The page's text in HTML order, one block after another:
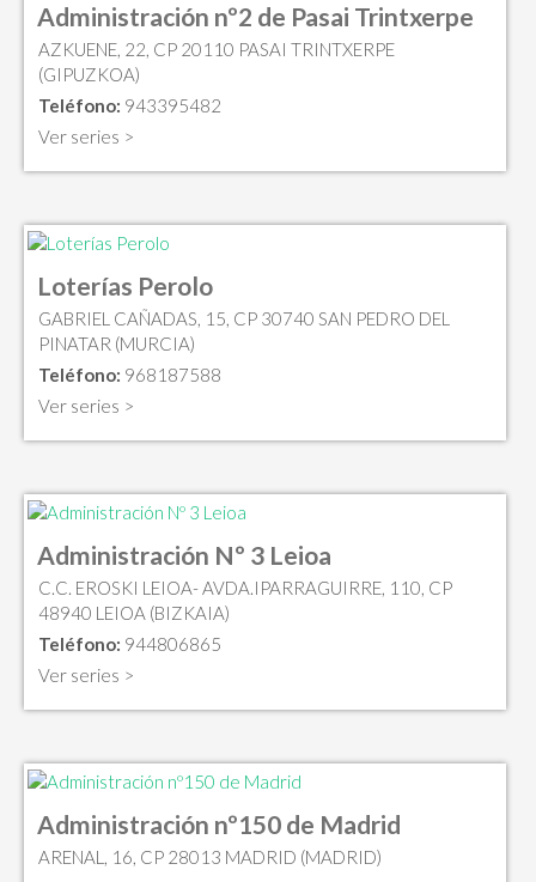
Administración nº2 de Pasai Trintxerpe
AZKUENE, 22, CP 20110 PASAI TRINTXERPE
(GIPUZKOA)
Teléfono: 943395482
Ver series >
Loterías Perolo
GABRIEL CAÑADAS, 15, CP 30740 SAN PEDRO DEL
PINATAR (MURCIA)
Teléfono: 968187588
Ver series >
Administración Nº 3 Leioa
C.C. EROSKI LEIOA- AVDA.IPARRAGUIRRE, 110, CP
48940 LEIOA (BIZKAIA)
Teléfono: 944806865
Ver series >
Administración nº150 de Madrid
ARENAL, 16, CP 28013 MADRID (MADRID)